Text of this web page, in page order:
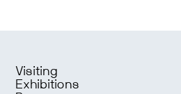
Visiting
Exhibitions